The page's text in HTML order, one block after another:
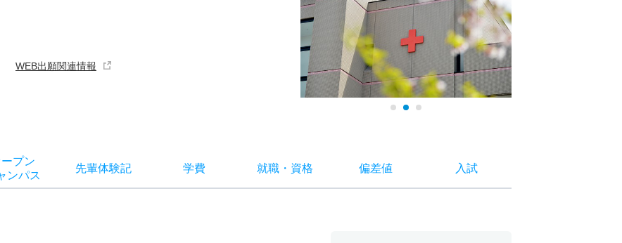
WEB出願関連情報
プン
ンパス
先輩体験記 学費 就職・ 資格 偏差値 入試